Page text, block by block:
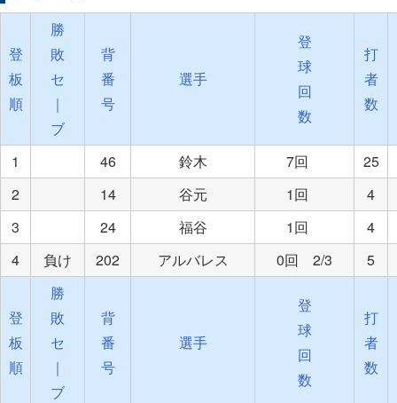
登
板
順
勝
敗
セ
｜
ブ
背
番
号
選手
登
球
回
数
打
者
数
1 46 鈴木 7回
25
2
14 谷元 1回
4
3
24 福谷 1回
4
4
負け 202 アルバレス 0回 2/3 5
登
板
順
勝
敗
セ
｜
ブ
背
番
号
選手
登
球
回
数
打
者
数